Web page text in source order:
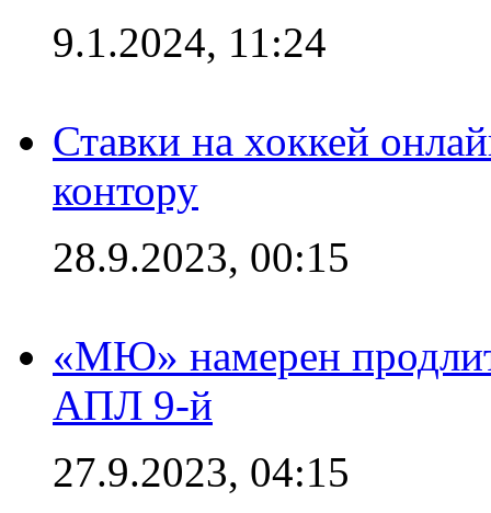
9.1.2024, 11:24
Ставки на хоккей
контору
28.9.2023, 00:15
«МЮ» намерен
АПЛ 9-й
27.9.2023, 04:15